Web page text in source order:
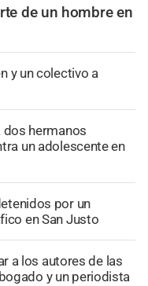
de un hombre en
y un colectivo a
dos hermanos
un adolescente en
por un
en San Justo
a los autores de las
y un periodista